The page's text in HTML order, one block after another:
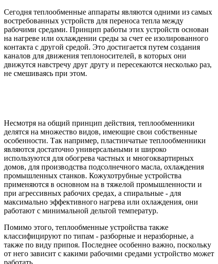
Сегодня теплообменные аппараты являются одними из самых
востребованных устройств для переноса тепла между
рабочими средами. Принцип работы этих устройств основан
на нагреве или охлаждении среды за счет ее изолированного
контакта с другой средой. Это достигается путем создания
каналов для движения теплоносителей, в которых они
движутся навстречу друг другу и пересекаются несколько раз,
не смешиваясь при этом.
Несмотря на общий принцип действия, теплообменники
делятся на множество видов, имеющие свои собственные
особенности. Так например, пластинчатые теплообменники
являются достаточно универсальными и широко
используются для обогрева частных и многоквартирных
домов, для производства подсолнечного масла, охлаждения
промышленных станков. Кожухотрубные устройства
применяются в основном на в тяжелой промышленности и
при агрессивных рабочих средах, а спиральные - для
максимально эффективного нагрева или охлаждения, они
работают с минимальной дельтой температур.
Помимо этого, теплообменные устройства также
классифицируют по типам - разборные и неразборные, а
также по виду припоя. Последнее особенно важно, поскольку
от него зависит с какими рабочими средами устройство может
работать.